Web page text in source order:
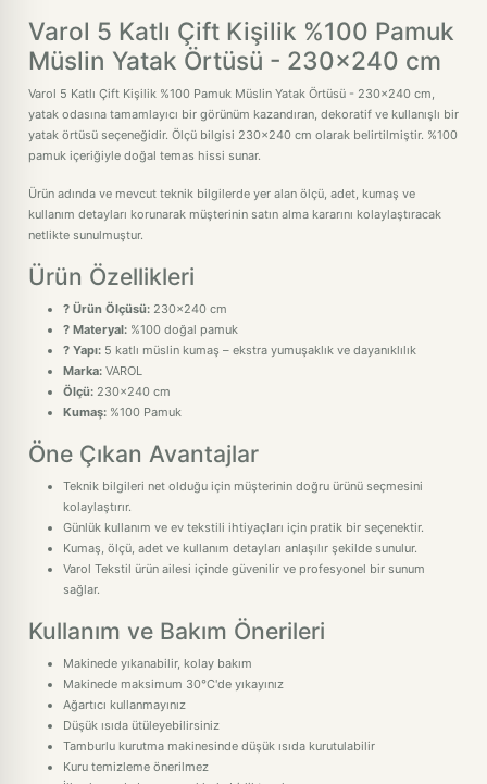
Varol 5 Katlı Çift Kişilik %100 Pamuk
Müslin Yatak Örtüsü - 230x240 cm
Varol 5 Katlı Çift Kişilik %100 Pamuk Müslin Yatak Örtüsü - 230x240 cm,
yatak odasına tamamlayıcı bir görünüm kazandıran, dekoratif ve kullanışlı bir
yatak örtüsü seçeneğidir. Ölçü bilgisi 230x240 cm olarak belirtilmiştir. %100
pamuk içeriğiyle doğal temas hissi sunar.
Ürün adında ve mevcut teknik bilgilerde yer alan ölçü, adet, kumaş ve
kullanım detayları korunarak müşterinin satın alma kararını kolaylaştıracak
netlikte sunulmuştur.
Ürün Özellikleri
? Ürün Ölçüsü: 230x240 cm
? Materyal: %100 doğal pamuk
? Yapı: 5 katlı müslin kumaş – ekstra yumuşaklık ve dayanıklılık
Marka: VAROL
Ölçü: 230x240 cm
Kumaş: %100 Pamuk
Öne Çıkan Avantajlar
Teknik bilgileri net olduğu için müşterinin doğru ürünü seçmesini
kolaylaştırır.
Günlük kullanım ve ev tekstili ihtiyaçları için pratik bir seçenektir.
Kumaş, ölçü, adet ve kullanım detayları anlaşılır şekilde sunulur.
Varol Tekstil ürün ailesi içinde güvenilir ve profesyonel bir sunum
sağlar.
Kullanım ve Bakım Önerileri
Makinede yıkanabilir, kolay bakım
Makinede maksimum 30°C'de yıkayınız
Ağartıcı kullanmayınız
Düşük ısıda ütüleyebilirsiniz
Tamburlu kurutma makinesinde düşük ısıda kurutulabilir
Kuru temizleme önerilmez